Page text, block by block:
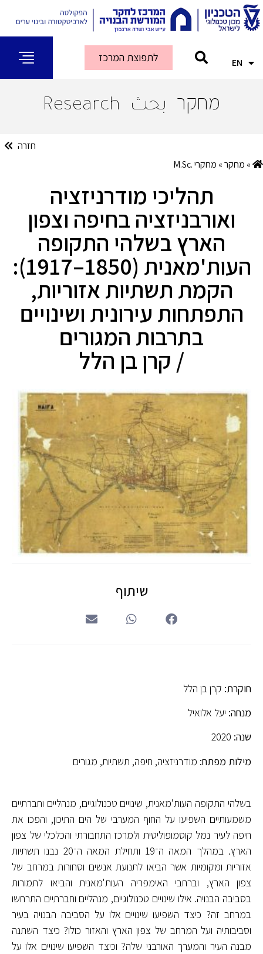
EN
AR לתפוצת המרכז
מחקר بحث Research
» מחקר» מחקרי .M.Sc
חזרה
תהליכי מודרניזציה
ואורבניזציה בחיפה וצפון
הארץ בשלהי התקופה
העות'מאנית (1850–1917):
הקמת תשתיות אזוריות,
התפתחות עירונית ושינויים
בתרבות המגורים
/ קרן בן הלל
שיתוף
חוקרת: קרן בן הלל
מנחה: יעל אלואיל
שנה: 2020
מילות מפתח: מודרניזציה, חיפה, תשתיות, מגורים
בשלהי התקופה העות'מאנית, שינויים טכנולוגיים, מנהליים וחברתיים
משמעותיים השפיעו על החוף המערבי של הים התיכון, והפכו את
חיפה לעיר נמל קוסמופוליטית ולמרכז התחבורתי והכלכלי של צפון
הארץ. במהלך המאה ה־19 ותחילת המאה ה־20 נבנו תשתיות
אזוריות ומקומיות אשר הביאו לתנועת אנשים וסחורות במרחב של
צפון הארץ, וברחבי האימפריה העות'מאנית והביאו לתמורות
בסביבה הבנויה. אילו שינויים טכנולוגיים, מנהליים וחברתיים התרחשו
במרחב זה? כיצד השפיעו שינויים אלו על הסביבה הבנויה בעיר
וסביבותיה ועל המרחב של צפון הארץ והאזור כולו? כיצד השתנה
מבנה העיר והמערך האורבני שלה? וכיצד השפיעו שינויים אלו על